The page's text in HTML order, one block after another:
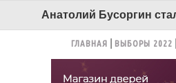
ГЛАВНАЯ ВЫБОРЫ 2022